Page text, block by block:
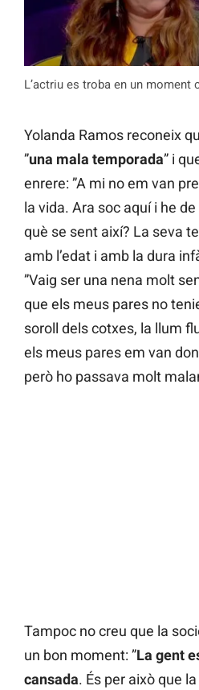
L’actriu es troba en un moment
Yolanda Ramos reconeix
”una mala temporada” i
enrere: ”A mi no em van
la vida. Ara soc aquí i he
què se sent així? La seva
amb l’edat i amb la dura
”Vaig ser una nena molt
que els meus pares no
soroll dels cotxes, la llum
els meus pares em van
però ho passava molt
Tampoc no creu que la
un bon moment: ”La gent
cansada. És per això que